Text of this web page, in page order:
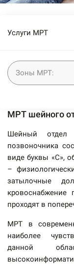
Услуги МРТ
МРТ шейного
Шейный отдел
позвоночника
виде буквы «С»,
–
затылочные
кровоснабжение
проходят в
МРТ в
наиболее
данной